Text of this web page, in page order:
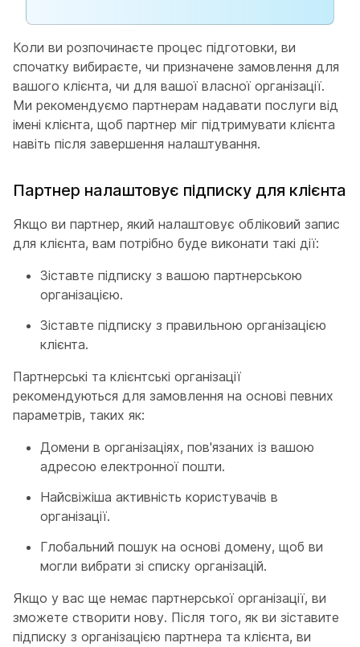
Коли ви розпочинаєте процес підготовки, ви
спочатку вибираєте, чи призначене замовлення для
вашого клієнта, чи для вашої власної організації.
Ми рекомендуємо партнерам надавати послуги від
імені клієнта, щоб партнер міг підтримувати клієнта
навіть після завершення налаштування.
Партнер налаштовує підписку для клієнта
Якщо ви партнер, який налаштовує обліковий запис
для клієнта, вам потрібно буде виконати такі дії:
Зіставте підписку з вашою партнерською
організацією.
Зіставте підписку з правильною організацією
клієнта.
Партнерські та клієнтські організації
рекомендуються для замовлення на основі певних
параметрів, таких як:
Домени в організаціях, пов'язаних із вашою
адресою електронної пошти.
Найсвіжіша активність користувачів в
організації.
Глобальний пошук на основі домену, щоб ви
могли вибрати зі списку організацій.
Якщо у вас ще немає партнерської організації, ви
зможете створити нову. Після того, як ви зіставите
підписку з організацією партнера та клієнта, ви